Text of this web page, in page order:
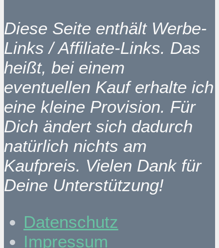
Diese Seite enthält Werbe-
Links / Affiliate-Links. Das
heißt, bei einem
eventuellen Kauf erhalte ich
eine kleine Provision. Für
Dich ändert sich dadurch
natürlich nichts am
Kaufpreis. Vielen Dank für
Deine Unterstützung!
Datenschutz
Impressum